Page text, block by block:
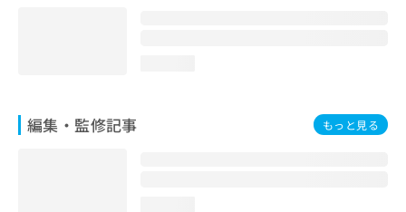
編集・監修記事 もっと見る